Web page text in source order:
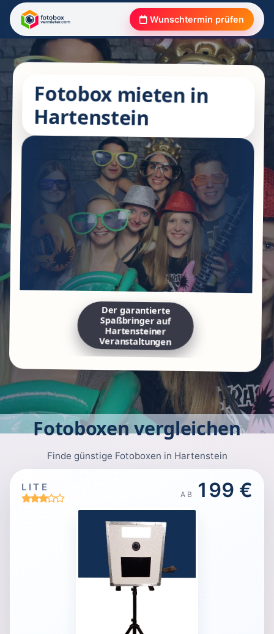
Wunschtermin prüfen
Fotobox mieten in
Hartenstein
Der garantierte
Spaßbringer auf
Hartensteiner
Veranstaltungen
Fotoboxen vergleichen
Finde günstige Fotoboxen in Hartenstein
LITE
AB 199 €